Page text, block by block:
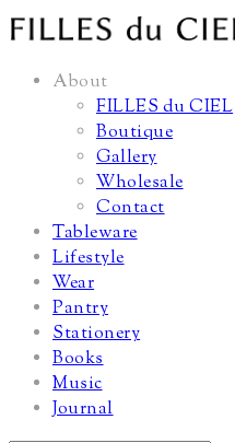
About
FILLES du CIEL
Boutique
Gallery
Wholesale
Contact
Tableware
Lifestyle
Wear
Pantry
Stationery
Books
Music
Journal